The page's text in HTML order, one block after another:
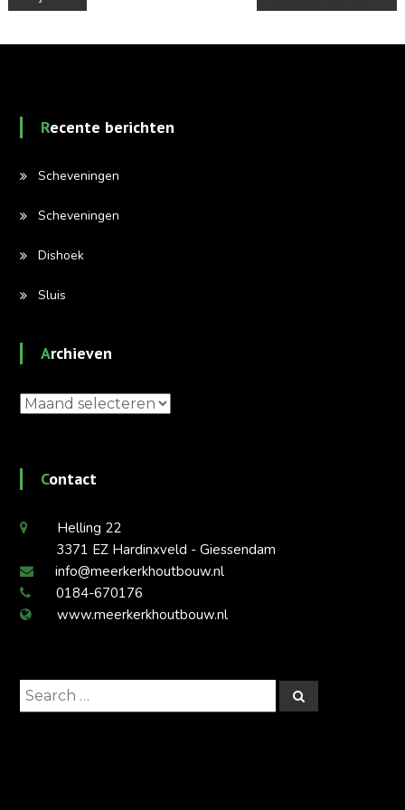
Recente berichten
Scheveningen
Scheveningen
Dishoek
Sluis
Archieven
Archieven
Contact
Helling 22
3371 EZ Hardinxveld - Giessendam
info@meerkerkhoutbouw.nl
0184-670176
www.meerkerkhoutbouw.nl
Search
for:
Search